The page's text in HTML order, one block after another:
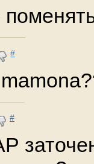
#
#